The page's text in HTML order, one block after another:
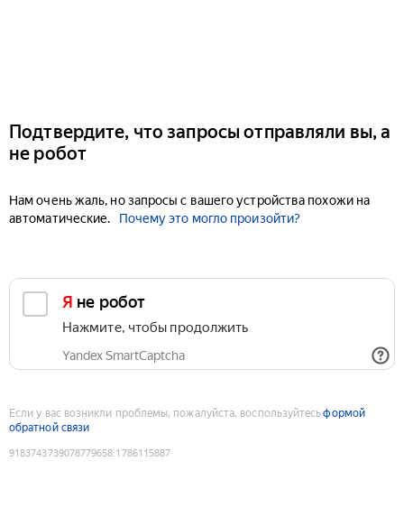
Подтвердите, что запросы отправляли вы, а
не робот
Нам очень жаль, но запросы с вашего устройства похожи на
автоматические.
Почему это могло произойти?
Я не робот
Нажмите, чтобы продолжить
Yandex SmartCaptcha
Если у вас возникли проблемы, пожалуйста, воспользуйтесьформой
обратной связи
9183743739078779658:1786115887